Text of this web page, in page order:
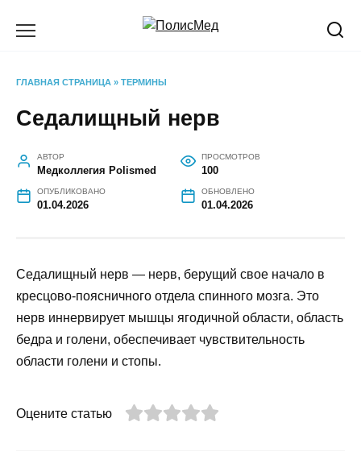
ГЛАВНАЯ СТРАНИЦА » ТЕРМИНЫ
Седалищный нерв
АВТОР
Медколлегия Polismed
ПРОСМОТРОВ
100
ОПУБЛИКОВАНО
01.04.2026
ОБНОВЛЕНО
01.04.2026
Седалищный нерв — нерв, берущий свое начало в
кресцово-поясничного отдела спинного мозга. Это
нерв иннервирует мышцы ягодичной области, область
бедра и голени, обеспечивает чувствительность
области голени и стопы.
Оцените статью